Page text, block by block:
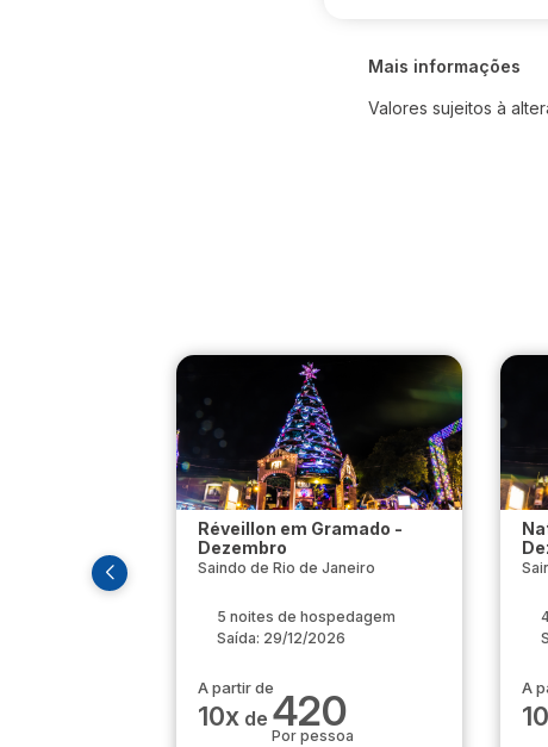
Mais informações
Valores sujeitos à
Réveillon em Gramado -
Dezembro
Saindo de Rio de Janeiro
5 noites de hospedagem
Saída: 29/12/2026
A partir de
10x de 420
Por pessoa
A